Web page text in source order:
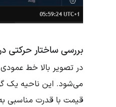
بررسی ساختار حرکتی در
در تصویر بالا خط
می‌شود. این ناحیه یک
قیمت با قدرت مناسبی